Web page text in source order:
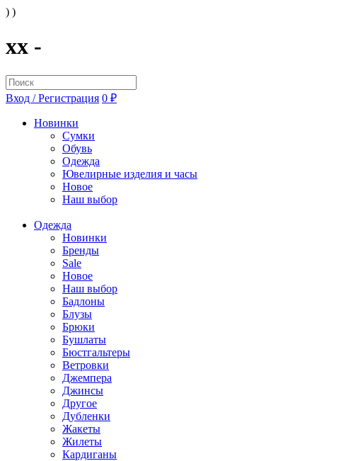
) )
xx -
Вход / Регистрация 0 ₽
Новинки
Сумки
Обувь
Одежда
Ювелирные изделия и часы
Новое
Наш выбор
Одежда
Новинки
Бренды
Sale
Новое
Наш выбор
Бадлоны
Блузы
Брюки
Бушлаты
Бюстгальтеры
Ветровки
Джемпера
Джинсы
Другое
Дубленки
Жакеты
Жилеты
Кардиганы